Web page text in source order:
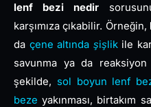
lenf bezi nedir
karşımıza çıkabilir. Örneğin,
da çene altında şişlikile
savunma ya da
şekilde, sol boyun lenf
beze yakınması, birtakım